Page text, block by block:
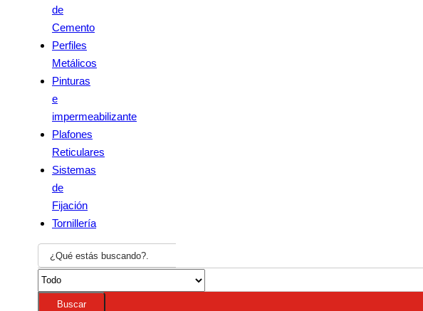
de
Cemento
Perfiles
Metálicos
Pinturas
e
impermeabilizante
Plafones
Reticulares
Sistemas
de
Fijación
Tornillería
Buscar